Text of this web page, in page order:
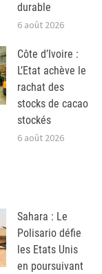
durable
6 août 2026
Côte d’Ivoire :
L’Etat achève le
rachat des
stocks de cacao
stockés
6 août 2026
Sahara : Le
Polisario défie
les Etats Unis
en poursuivant